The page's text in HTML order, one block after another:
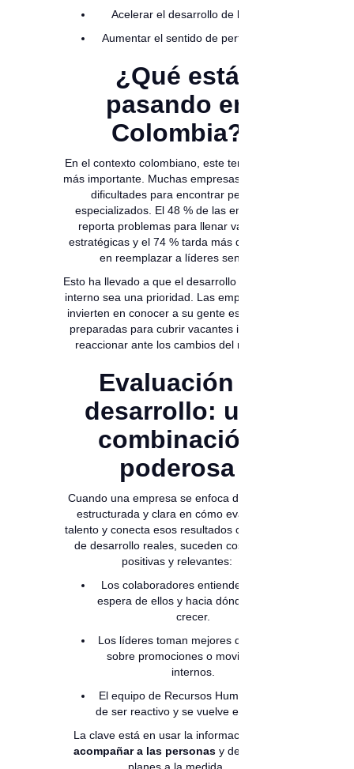
Acelerar el desarrollo de líderes.
Aumentar el sentido de pertenencia.
¿Qué está
pasando en
Colombia?
En el contexto colombiano, este tema es aún
más importante. Muchas empresas enfrentan
dificultades para encontrar perfiles
especializados. El 48 % de las empresas
reporta problemas para llenar vacantes
estratégicas y el 74 % tarda más de un año
en reemplazar a líderes senior.
Esto ha llevado a que el desarrollo del talento
interno sea una prioridad. Las empresas que
invierten en conocer a su gente están mejor
preparadas para cubrir vacantes internas y
reaccionar ante los cambios del negocio.
Evaluación +
desarrollo: una
combinación
poderosa
Cuando una empresa se enfoca de manera
estructurada y clara en cómo evaluar su
talento y conecta esos resultados con planes
de desarrollo reales, suceden cosas muy
positivas y relevantes:
Los colaboradores entienden qué se
espera de ellos y hacia dónde pueden
crecer.
Los líderes toman mejores decisiones
sobre promociones o movimientos
internos.
El equipo de Recursos Humanos deja
de ser reactivo y se vuelve estratégico.
La clave está en usar la información para
acompañar a las personasy desarrollar